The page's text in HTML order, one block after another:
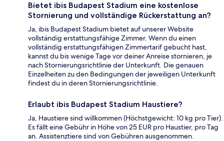
Bietet ibis Budapest Stadium eine kostenlose
Stornierung und vollständige Rückerstattung an?
Ja, ibis Budapest Stadium bietet auf unserer Website
vollständig erstattungsfähige Zimmer. Wenn du einen
vollständig erstattungsfähigen Zimmertarif gebucht hast,
kannst du bis wenige Tage vor deiner Anreise stornieren, je
nach Stornierungsrichtlinie der Unterkunft. Die genauen
Einzelheiten zu den Bedingungen der jeweiligen Unterkunft
findest du in deren Stornierungsrichtlinie.
Erlaubt ibis Budapest Stadium Haustiere?
Ja, Haustiere sind willkommen (Höchstgewicht: 10 kg pro Tier).
Es fällt eine Gebühr in Höhe von 25 EUR pro Haustier, pro Tag
an. Assistenztiere sind von Gebühren ausgenommen.